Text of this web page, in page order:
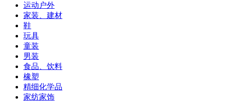
运动户外
家装、建材
鞋
玩具
童装
男装
食品、饮料
橡塑
精细化学品
家纺家饰